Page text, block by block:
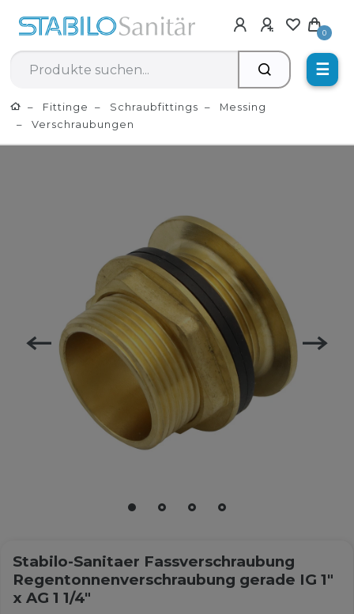
0
☰
Fittinge Schraubfittings
Messing
Verschraubungen
Stabilo-Sanitaer Fassverschraubung
Regentonnenverschraubung gerade IG 1"
x AG 1 1/4"